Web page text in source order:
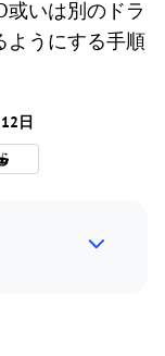
或いは別のドラ
ようにする手順
日